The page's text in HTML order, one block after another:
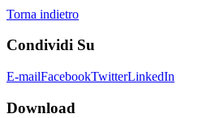
Torna indietro
Condividi Su
E-mailFacebookTwitterLinkedIn
Download